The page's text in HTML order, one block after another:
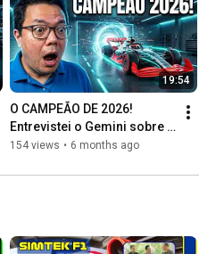
19:54
O CAMPEÃO DE 2026!
Entrevistei o Gemini sobre o
futuro da F1
154 views • 6 months ago